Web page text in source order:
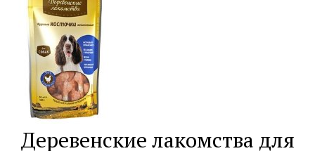
Деревенские лакомства для